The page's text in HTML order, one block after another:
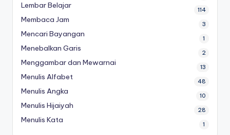
s
h
e
e
t
a
n
a
huruf
hijaiyah
untuk
anak
-
lembar
kerja
menulis
Lembar Belajar 114
Membaca Jam 3
Mencari Bayangan 1
Menebalkan Garis 2
Menggambar dan Mewarnai 13
Menulis Alfabet 48
Menulis Angka 10
Menulis Hijaiyah 28
Menulis Kata 1